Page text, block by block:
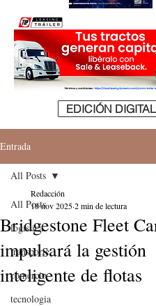
EDICIÓN DIGITAL
Entrada
All Posts
logistica
transporte
comercio
tecnologia
All Posts
Bridgestone Fleet
impulsará la gestión
inteligente de flotas
Redacción
18 nov 20252 min de lectura